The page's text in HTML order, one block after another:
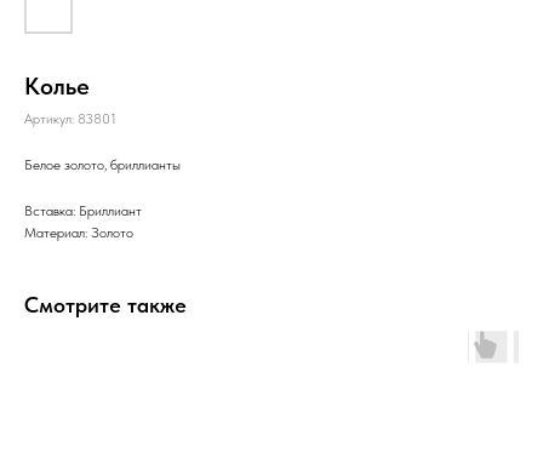
Колье
Артикул: 83801
Белое золото, бриллианты
Вставка: Бриллиант
Материал: Золото
Смотрите также